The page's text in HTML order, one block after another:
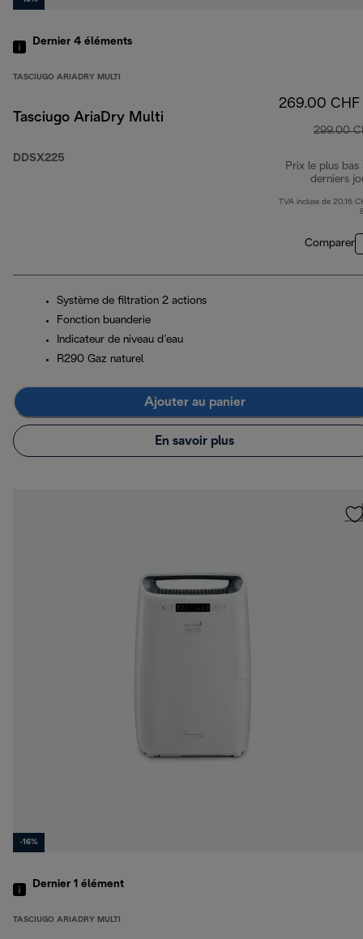
Dernier 4 éléments
TASCIUGO ARIADRY MULTI
Tasciugo AriaDry Multi
DDSX225
269.00 CHF
299.00
Prix le plus bas
derniers
TVA incluse de 20.16
Comparer
Système de filtration 2 actions
Fonction buanderie
Indicateur de niveau d’eau
R290 Gaz naturel
Ajouter au panier
En savoir plus
-16%
Dernier 1 élément
TASCIUGO ARIADRY MULTI